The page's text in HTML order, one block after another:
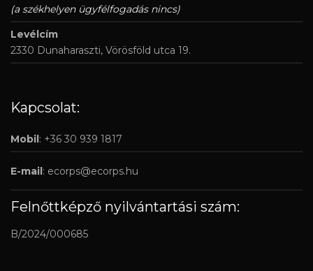
(a székhelyen ügyfélfogadás nincs)
Levélcím
2330 Dunaharaszti, Vörösföld utca 19.
Kapcsolat:
Mobil: +36 30 939 1817
E-mail: ecorps@ecorps.hu
Felnőttképző nyilvántartási szám:
B/2024/000685